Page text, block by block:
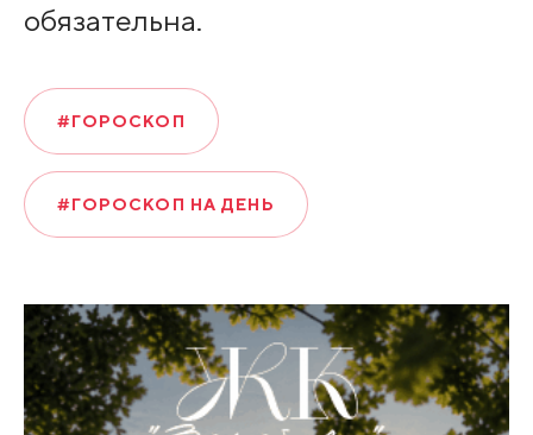
обязательна.
#ГОРОСКОП
#ГОРОСКОП НА ДЕНЬ